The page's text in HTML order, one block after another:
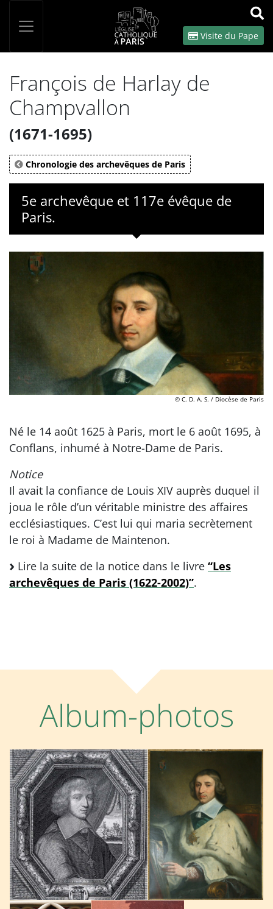
OK
Visite du Pape
François de Harlay de
Champvallon
(1671-1695)
Chronologie des archevêques de Paris
5e archevêque et 117e évêque de
Paris.
© C. D. A. S. / Diocèse de Paris
Né le 14 août 1625 à Paris, mort le 6 août 1695, à
Conflans, inhumé à Notre-Dame de Paris.
Notice
Il avait la confiance de Louis XIV auprès duquel il
joua le rôle d’un véritable ministre des affaires
ecclésiastiques. C’est lui qui maria secrètement
le roi à Madame de Maintenon.
Lire la suite de la notice dans le livre “Les
archevêques de Paris (1622-2002)”.
Album-photos
Panneau de gestion des cookies